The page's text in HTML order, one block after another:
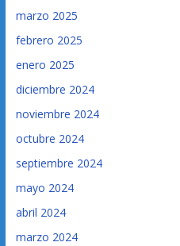
marzo 2025
febrero 2025
enero 2025
diciembre 2024
noviembre 2024
octubre 2024
septiembre 2024
mayo 2024
abril 2024
marzo 2024